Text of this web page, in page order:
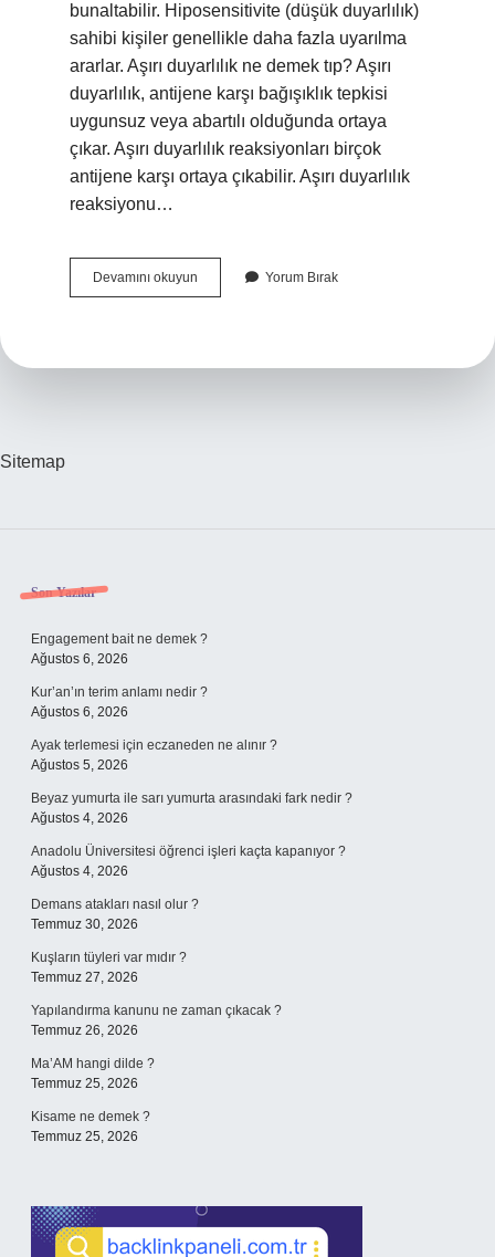
bunaltabilir. Hiposensitivite (düşük duyarlılık)
sahibi kişiler genellikle daha fazla uyarılma
ararlar. Aşırı duyarlılık ne demek tıp? Aşırı
duyarlılık, antijene karşı bağışıklık tepkisi
uygunsuz veya abartılı olduğunda ortaya
çıkar. Aşırı duyarlılık reaksiyonları birçok
antijene karşı ortaya çıkabilir. Aşırı duyarlılık
reaksiyonu…
Devamını okuyun
Duyarlılık
Yorum Bırak
Sitemap
Sidebar
Son Yazılar
Engagement bait ne demek ?
Ağustos 6, 2026
Kur’an’ın terim anlamı nedir ?
Ağustos 6, 2026
Ayak terlemesi için eczaneden ne alınır ?
Ağustos 5, 2026
Beyaz yumurta ile sarı yumurta arasındaki fark nedir ?
Ağustos 4, 2026
Anadolu Üniversitesi öğrenci işleri kaçta kapanıyor ?
Ağustos 4, 2026
Demans atakları nasıl olur ?
Temmuz 30, 2026
Kuşların tüyleri var mıdır ?
Temmuz 27, 2026
Yapılandırma kanunu ne zaman çıkacak ?
Temmuz 26, 2026
Ma’AM hangi dilde ?
Temmuz 25, 2026
Kisame ne demek ?
Temmuz 25, 2026